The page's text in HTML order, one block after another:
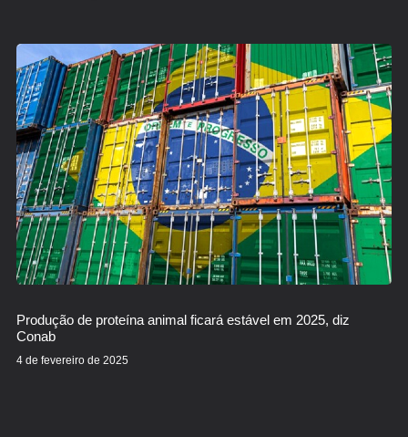
Produção de proteína animal ficará estável em 2025, diz
Conab
4 de fevereiro de 2025